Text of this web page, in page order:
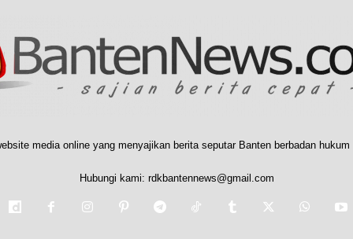
media online yang menyajikan berita seputar Banten berbadan
Hubungi kami: rdkbantennews@gmail.com